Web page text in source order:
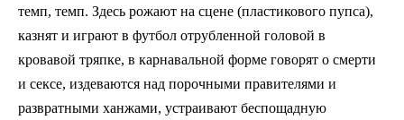
темп, темп. Здесь рожают на сцене (пластикового пупса),
казнят и играют в футбол отрубленной головой в
кровавой тряпке, в карнавальной форме говорят о смерти
и сексе, издеваются над порочными правителями и
развратными ханжами, устраивают беспощадную